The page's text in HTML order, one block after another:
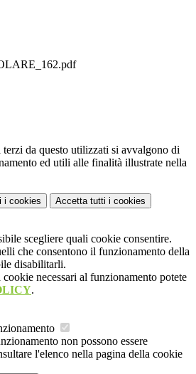
da questo utilizzati si avvalgono di
ed utili alle finalità illustrate nella
i cookies Accetta tutti i cookies
scegliere quali cookie consentire.
che consentono il funzionamento della
disabilitarli.
necessari al funzionamento potete
.
non possono essere
l'elenco nella pagina della cookie